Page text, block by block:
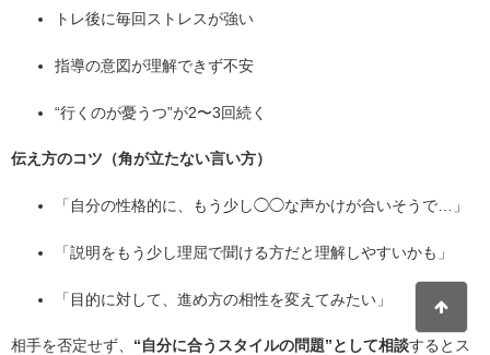
トレ後に毎回ストレスが強い
指導の意図が理解できず不安
“行くのが憂うつ”が2〜3回続く
伝え方のコツ（角が立たない言い方）
「自分の性格的に、もう少し◯◯な声かけが合いそうで…」
「説明をもう少し理屈で聞ける方だと理解しやすいかも」
「目的に対して、進め方の相性を変えてみたい」
相手を否定せず、 “自分に合うスタイルの問題”として相談するとス